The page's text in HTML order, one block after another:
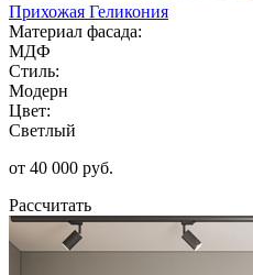
Прихожая Геликония
Материал фасада:
МДФ
Стиль:
Модерн
Цвет:
Светлый
от 40 000 руб.
Рассчитать